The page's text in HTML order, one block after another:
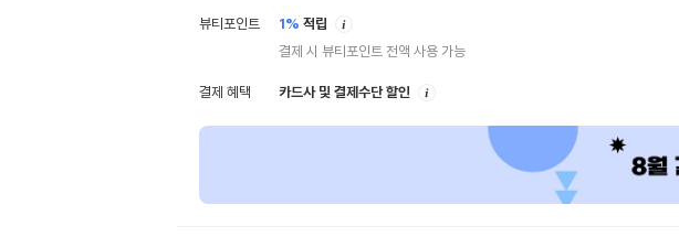
뷰티포인트 1% 적립
결제 시 뷰티포인트 전액 사용 가능
결제 혜택 카드사 및 결제수단 할인